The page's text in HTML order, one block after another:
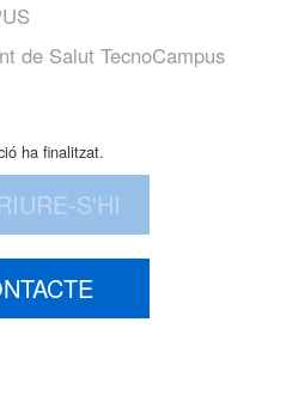
de Salut TecnoCampus
ha finalitzat.
S'HI